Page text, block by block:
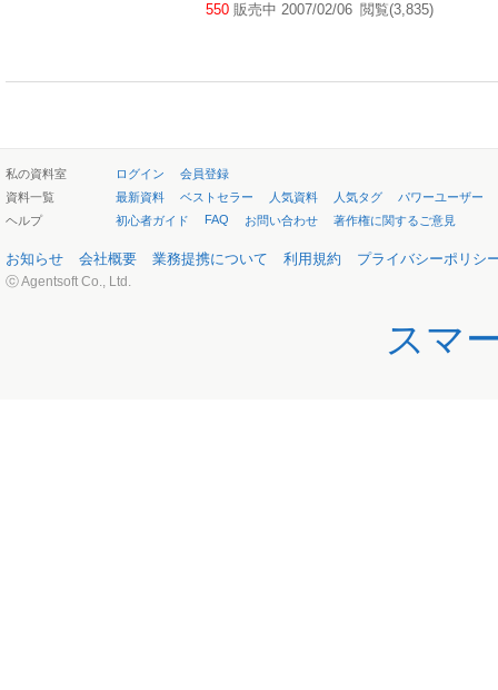
550 販売中 2007/02/06 閲覧(3,835)
私の資料室 ログイン
会員登録
資料一覧
最新資料 ベストセラー 人気資料 人気タグ
パワーユーザー
ヘルプ
初心者ガイド FAQ お問い合わせ 著作権に関するご意見
お知らせ 会社概要 業務提携について 利用規約 プライバシーポリシ
ⓒ Agentsoft Co., Ltd.
スマ